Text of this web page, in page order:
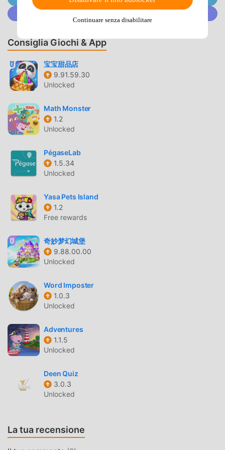
mondo che amano i giochi educational. Se vuoi scaricare
questo gioco, come il più grande sito di download di giochi
gratuiti per mod apk al mondo, moddroid è la tua scelta
migliore. moddroid non solo ti fornisce l'ultima versione di
Animals Quiz 2.50702gratuitamente, ma fornisce anche
Freemod gratuitamente, aiutandoti a salvare l'attività
meccanica ripetitiva nel gioco, così puoi concentrarti sul
promette che qualsiasi mod di Animals Quiz non
addebiterà alcuna commissione ai giocatori ed è sicura al
100%, disponibile e gratuita da installare. Basta scaricare il
2.50702 con un clic. Cosa aspetti, scarica moddroid e
gioca!
Animals Quiz Essendo un popolare gioco educational, il
suo gameplay unico lo ha aiutato a conquistare un gran
numero di fan in tutto il mondo. A differenza dei
tradizionali giochi educational, in Animals Quiz , devi solo
seguire il tutorial per principianti, così puoi facilmente
avviare l'intero gioco e goderti la gioia offerta dai classici
giochi educational Animals Quiz 2.50702. Allo stesso
tempo, moddroid ha creato appositamente una piattaforma
per gli amanti dei giochi educational, consentendoti di
educational in tutto il mondo, cosa stai aspettando, unisciti
a moddroid e goditi il educational gioco con tutti i partner
globali felici
BELLISSIMO SCHERMO
Come i giochi tradizionali educational, Animals Quiz ha uno
educational e confrontato ai tradizionali giochi educational,
Consiglia Giochi & App
宝宝甜品店
9.91.59.30
Unlocked
Math Monster
1.2
Unlocked
PégaseLab
1.5.34
Unlocked
Yasa Pets Island
1.2
Free rewards
奇妙梦幻城堡
9.88.00.00
Unlocked
Word Imposter
1.0.3
Unlocked
Adventures
1.1.5
Unlocked
Deen Quiz
3.0.3
Unlocked
La tua recensione
Continuare senza disabilitare